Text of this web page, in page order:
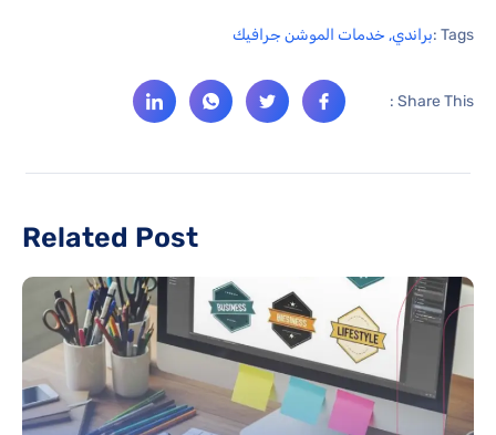
Tags : براندي, خدمات الموشن جرافيك
Share This :
Related Post